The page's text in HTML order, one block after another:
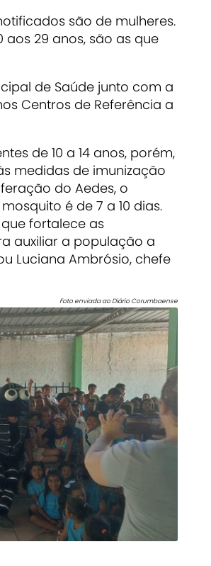
são de mulheres.
aos 29 anos, são as que
de Saúde junto com a
Centros de Referência a
de 10 a 14 anos, porém,
medidas de imunização
do Aedes, o
é de 7 a 10 dias.
fortalece as
auxiliar a população a
Luciana Ambrósio, chefe
Foto enviada ao Diário Corumbaense